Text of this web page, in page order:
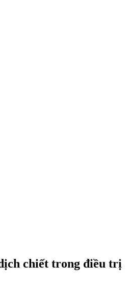
chiết trong điều trị